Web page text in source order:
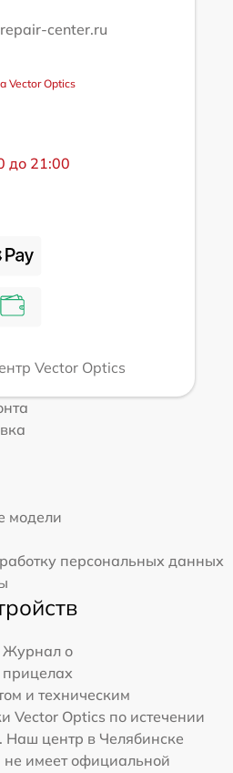
center.ru
Vector Optics
до 21:00
Vector Optics
модели
персональных данных
Журнал о
прицелах
и техническим
Vector Optics по истечении
Наш центр в Челябинске
не имеет официальной